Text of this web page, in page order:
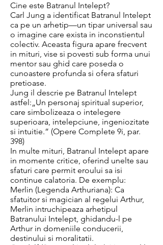
Cine este Batranul Intelept?
Carl Jung a identificat Batranul Intelept
ca pe un arhetip—un tipar universal sau
o imagine care exista in inconstientul
colectiv. Aceasta figura apare frecvent
in mituri, vise si povesti sub forma unui
mentor sau ghid care poseda o
cunoastere profunda si ofera sfaturi
pretioase.
Jung il descrie pe Batranul Intelept
astfel:„Un personaj spiritual superior,
care simbolizeaza o intelegere
superioara, intelepciune, ingeniozitate
si intuitie.” (Opere Complete 9i, par.
398)
In multe mituri, Batranul Intelept apare
in momente critice, oferind unelte sau
sfaturi care permit eroului sa isi
continue calatoria. De exemplu:
Merlin (Legenda Arthuriana): Ca
sfatuitor si magician al regelui Arthur,
Merlin intruchipeaza arhetipul
Batranului Intelept, ghidandu-l pe
Arthur in domeniile conducerii,
destinului si moralitatii.